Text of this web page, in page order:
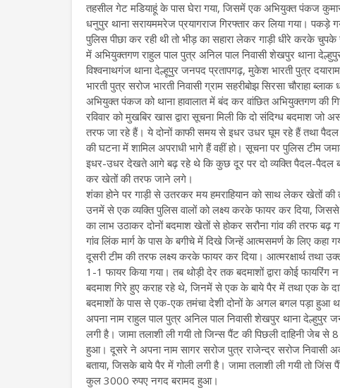
तहसील गेट मडियाहूं के पास घेरा गया, जिसमें एक अभियुक्त पंकज कुमार
धनुपुर थाना सरायममरेज प्रयागराज गिरफ्तार कर लिया गया।
पुलिस पीछा कर रही थी तो भीड़ का सहारा लेकर गाड़ी धीरे करके
में अभियुक्तगण राहुल पाल पुत्र अनिल पाल निवासी शेखपुर थाना
विश्वनाथगंज थाना देल्हूपुर जनपद प्रतापगढ़, मुकेश भारती पुत्र
भारती पुत्र सरोज भारती निवासी ग्राम सहरीबोझ सिरसा चौराहा
अभियुक्त पंकज को थाना हावालात में बंद कर वांछित अभियुक्तगण की
रविवार को मुखबिर खास द्वारा सूचना मिली कि दो संदिग्ध बदमाश
तरफ जा रहे हैं। ये दोनों काफी समय से इधर उधर घूम रहे हैं तथा
की घटना में शामिल अपराधी भागे हैं वहीं हो। सूचना पर पुलिस टीम
इधर-उधर देखते आगे बढ़ रहे थे कि कुछ दूर पर दो व्यक्ति पैदल-पैदल
कर खेतों की तरफ जाने लगे।
शंका होने पर गाड़ी से उतरकर मय हमराहियान को साथ लेकर खेतों
उनमें से एक व्यक्ति पुलिस वालों को लक्ष्य करके फायर कर दिया,
का लाभ उठाकर दोनों बदमाश खेतों से होकर सरौना गांव की तरफ बढ़
गांव लिंक मार्ग के पास के बगीचे में दिखे जिन्हें आत्मसमर्ण के लिए
दूसरी टीम की तरफ लक्ष्य करके फायर कर दिया। आत्मरक्षार्थ तथा
1-1 फायर किया गया। तब थोड़ी देर तक बदमाशों द्वारा कोई
बदमाश गिरे हुए कराह रहे थे, जिनमें से एक के बाये पैर में तथा एक के
बदमाशों के पास से एक-एक तमंचा देशी दोनों के अगल बगल पड़ा हुआ
अपना नाम राहुल पाल पुत्र अनिल पाल निवासी शेखपुर थाना देल्हुपुर
लगी है। जामा तलाशी ली गयी तो जिन्स पैंट की पिछली दाहिनी
हुआ। दूसरे ने अपना नाम सागर सरोज पुत्र राजेन्द्र सरोज निवासी
बताया, जिसके बाये पैर में गोली लगी है। जामा तलाशी ली गयी तो
कुल 3000 रुपए नगद बरामद हुआ।